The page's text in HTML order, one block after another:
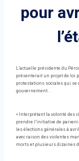
pour
L’actuelle présidente du
présenterait un projet de loi
protestations sociales qui se
gouvernement. .
« Interprétant la volonté des
prendre l’initiative de
les élections générales à
avec raison des violentes
morts et plusieurs dizaines